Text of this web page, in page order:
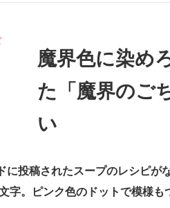
ニア向け専門サイト 企業向けIT製
魔界色に染め
た「魔界のご
い
に投稿されたスープのレシピが
字。ピンク色のドットで模様